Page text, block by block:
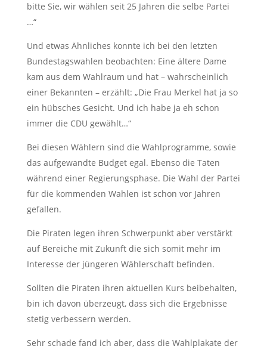
bitte Sie, wir wählen seit 25 Jahren die selbe Partei
…“
Und etwas Ähnliches konnte ich bei den letzten
Bundestagswahlen beobachten: Eine ältere Dame
kam aus dem Wahlraum und hat – wahrscheinlich
einer Bekannten – erzählt: „Die Frau Merkel hat ja so
ein hübsches Gesicht. Und ich habe ja eh schon
immer die CDU gewählt…“
Bei diesen Wählern sind die Wahlprogramme, sowie
das aufgewandte Budget egal. Ebenso die Taten
während einer Regierungsphase. Die Wahl der Partei
für die kommenden Wahlen ist schon vor Jahren
gefallen.
Die Piraten legen ihren Schwerpunkt aber verstärkt
auf Bereiche mit Zukunft die sich somit mehr im
Interesse der jüngeren Wählerschaft befinden.
Sollten die Piraten ihren aktuellen Kurs beibehalten,
bin ich davon überzeugt, dass sich die Ergebnisse
stetig verbessern werden.
Sehr schade fand ich aber, dass die Wahlplakate der